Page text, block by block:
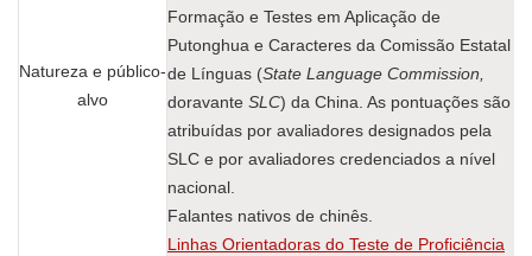
Natureza e público-
alvo
Formação e Testes em Aplicação de
Putonghua e Caracteres da Comissão Estatal
de Línguas (State Language Commission,
doravante SLC) da China. As pontuações são
atribuídas por avaliadores designados pela
SLC e por avaliadores credenciados a nível
nacional.
Falantes nativos de chinês.
Linhas Orientadoras do Teste de Proficiência